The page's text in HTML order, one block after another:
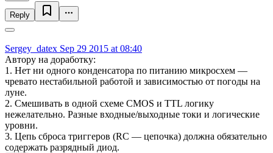
Reply
Sergey_datex Sep 29 2015 at 08:40
Автору на доработку:
1. Нет ни одного конденсатора по питанию микросхем —
чревато нестабильной работой и зависимостью от погоды на
луне.
2. Смешивать в одной схеме CMOS и TTL логику
нежелательно. Разные входные/выходные токи и логические
уровни.
3. Цепь сброса триггеров (RC — цепочка) должна обязательно
содержать разрядный диод.